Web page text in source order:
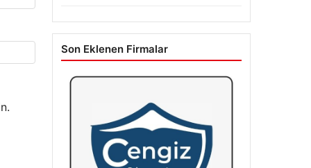
Son Eklenen Firmalar